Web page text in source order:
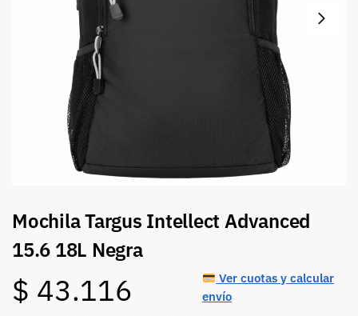
Mochila Targus Intellect Advanced
15.6 18L Negra
$ 43.116
Ver cuotas y calcular
envío